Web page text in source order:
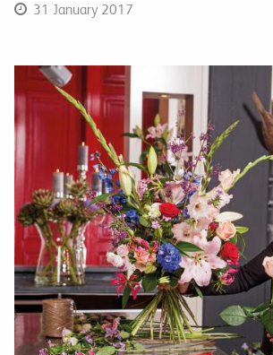
31 January 2017